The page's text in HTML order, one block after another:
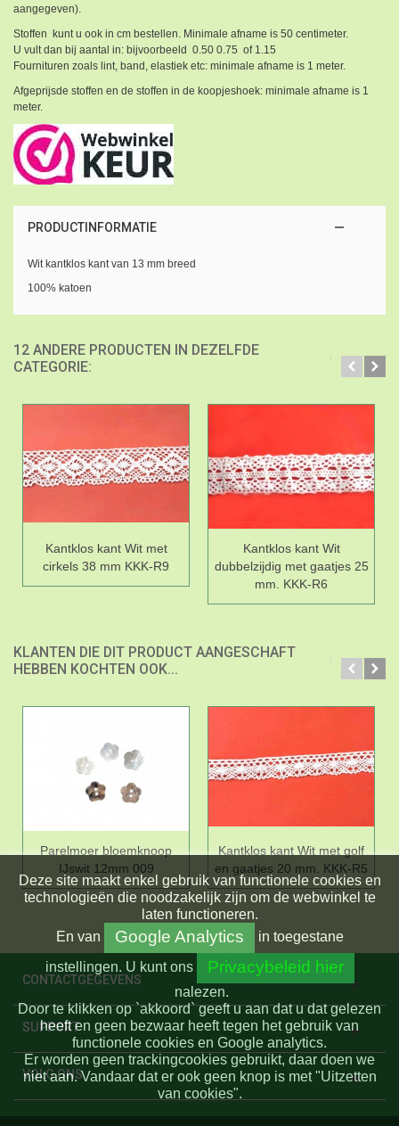
aangegeven).
Stoffen kunt u ook in cm bestellen. Minimale afname is 50 centimeter.
U vult dan bij aantal in: bijvoorbeeld 0.50 0.75 of 1.15
Fournituren zoals lint, band, elastiek etc: minimale afname is 1 meter.
Afgeprijsde stoffen en de stoffen in de koopjeshoek: minimale afname is 1
meter.
PRODUCTINFORMATIE
Wit kantklos kant van 13 mm breed
100% katoen
12 ANDERE PRODUCTEN IN DEZELFDE
CATEGORIE:
Kantklos kant Wit met
cirkels 38 mm KKK-R9
Kantklos kant Wit
dubbelzijdig met gaatjes 25
mm. KKK-R6
KLANTEN DIE DIT PRODUCT AANGESCHAFT
HEBBEN KOCHTEN OOK...
Parelmoer bloemknoop
IJswit 12mm 009
Kantklos kant Wit met golf
en gaatjes 20 mm. KKK-R5
CONTACTGEGEVENS
SUPPORT
VOLG ONS
Deze site maakt enkel gebruik van functionele cookies en
technologieën die noodzakelijk zijn om de webwinkel te
laten functioneren.
En van Google Analytics
in toegestane
instellingen. U kunt ons Privacybeleid hier
nalezen.
Door te klikken op `akkoord` geeft u aan dat u dat gelezen
heeft en geen bezwaar heeft tegen het gebruik van
functionele cookies en Google analytics.
Er worden geen trackingcookies gebruikt, daar doen we
niet aan. Vandaar dat er ook geen knop is met "Uitzetten
van cookies".